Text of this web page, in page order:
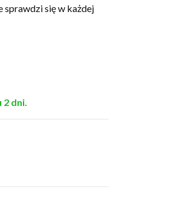
sprawdzi się w każdej
2 dni.